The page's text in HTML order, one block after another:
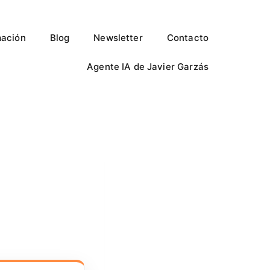
Blog Newsletter Contacto
Agente IA de Javier Garzás